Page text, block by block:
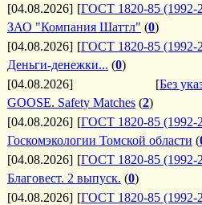
[04.08.2026] [ГОСТ 1820-85 (1992-
ЗАО "Компания Шаттл" (0)
[04.08.2026] [ГОСТ 1820-85 (1992-
Деньги-денежки... (0)
[04.08.2026]
[Без
GOOSE. Safety Matches (2)
[04.08.2026] [ГОСТ 1820-85 (1992-
Госкомэкологии Томской области (
[04.08.2026] [ГОСТ 1820-85 (1992-
Благовест. 2 выпуск. (0)
[04.08.2026] [ГОСТ 1820-85 (1992-